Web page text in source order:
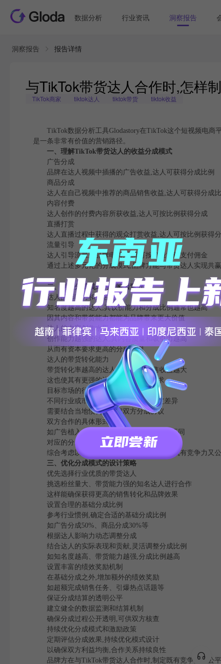
数据分析 行业资讯 洞察报告
洞察报告 报告详情
与TikTok带货达人合作时,怎样
TikTok商家 tiktok达人 tiktok带货 tiktok收益
TikTok数据分析工具Glodastory在TikTok这个短视频电商
是一条非常有价值的营销路径。
一、理解TikTok带货达人的收益分成模式
广告分成
品牌在达人视频中插播的广告收益,达人可获得分成比例
商品分成
达人在自己视频中推荐的商品销售收益,达人可获得分成
内容付费
达人创作的付费内容所获收益,达人可按比例获得分成
直播打赏
达人直播过程中获得的观众打赏收益,达人可按比例获得
流量引导
达人引导流量至品牌电商,品牌可按流量贡献支付佣金
通过上述多元化的分成模式,品牌方能与带货达人实现共
二、制定分成模式的影响因素分析
达人的影响力和知名度
知名度越高的达人,其议价能力和分成比例通常也越高
因其内容和带货能力都能为品牌带来更大价值
达人的内容创作水平
创作能力越强的达人,其内容质量和吸引力越高
从而有资本要求更高的分成比例
达人的带货转化能力
带货转化率越高的达人,其带来的销售收益越大
这也使其有更强的议价能力和分成要求
目标市场的行业惯例
不同行业或市场上的分成比例存在一定差异
需要结合当地惯例来确定双方分成协议
双方合作的具体形式
如广告植入、直播带货、内容种草等形式不同
对应的分成比例也会有所不同
综合考虑以上影响因素,品牌方才能制定出既有竞争力又
三、优化分成模式的设计策略
优先选择行业优质的带货达人
挑选粉丝量大、带货能力强的知名达人进行合作
这样能确保获得更高的销售转化和品牌效果
设置合理的基础分成比例
参考行业惯例,确定合适的基础分成比例
如广告分成50%、商品分成30%等
根据达人影响力动态调整分成
结合达人的实际表现和贡献,灵活调整分成比例
如知名度越高、带货能力越强,分成比例越高
设置丰富的绩效奖励机制
在基础分成之外,增加额外的绩效奖励
如超额完成销售任务、引爆热点话题等
保证分成结算的透明公平
建立健全的数据监测和结算机制
确保分成过程公开透明,可供双方核查
持续优化分成模式和激励政策
定期评估分成效果,持续优化模式设计
以确保双方利益均衡,合作关系持续良性
品牌方在与TikTok带货达人合作时,制定既有竞争力又公